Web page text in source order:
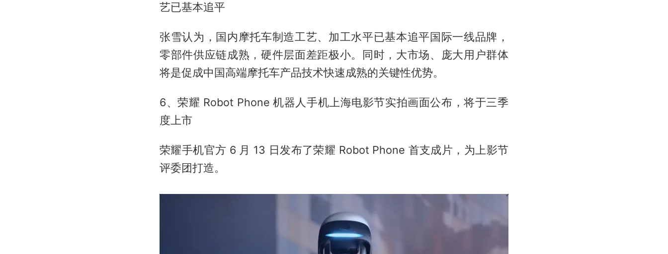
艺已基本追平
张雪认为，国内摩托车制造工艺、加工水平已基本追平国际一线品牌，
零部件供应链成熟，硬件层面差距极小。同时，大市场、庞大用户群体
将是促成中国高端摩托车产品技术快速成熟的关键性优势。
6、荣耀 Robot Phone 机器人手机上海电影节实拍画面公布，将于三季
度上市
荣耀手机官方 6 月 13 日发布了荣耀 Robot Phone 首支成片，为上影节
评委团打造。